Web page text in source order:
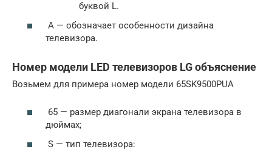
буквой L.
A — обозначает особенности дизайна
телевизора.
Номер модели LED телевизоров LG объяснение
Возьмем для примера номер модели 65SK9500PUA
65 — размер диагонали экрана телевизора в
дюймах;
S — тип телевизора: